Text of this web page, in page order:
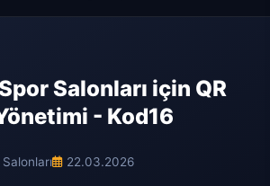
Salonları için QR
- Kod16
22.03.2026